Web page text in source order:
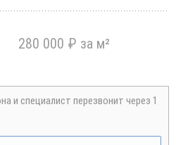
280 000 ₽ за м²
и специалист перезвонит через 1